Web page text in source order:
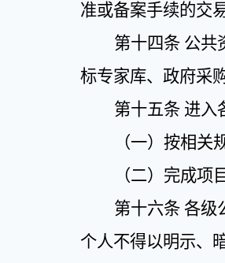
准或备案手续的交
第十四条 公共
标专家库、政府采
第十五条 进入
（一）按相关
（二）完成项
第十六条 各级
个人不得以明示、